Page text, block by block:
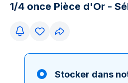
1/4 once Pièce d'Or -
Stocker dans